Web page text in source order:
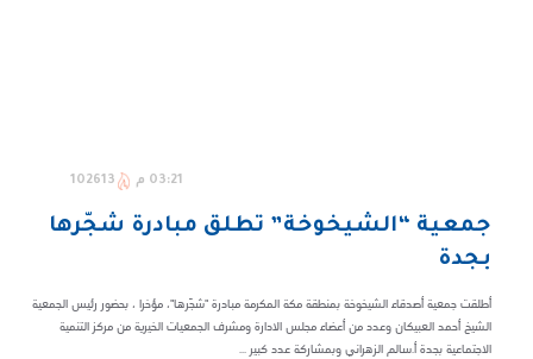
03:21 م 102613
جمعية “الشيخوخة” تطلق مبادرة شجّرها
بجدة
أطلقت جمعية أصدقاء الشيخوخة بمنطقة مكة المكرمة مبادرة "شجّرها"، مؤخرا ، بحضور رئيس الجمعية
الشيخ أحمد العبيكان وعدد من أعضاء مجلس الادارة ومشرف الجمعيات الخيرية من مركز التنمية
الاجتماعية بجدة أ.سالم الزهراني وبمشاركة عدد كبير ...